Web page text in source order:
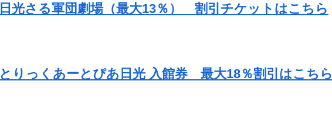
日光さる軍団劇場（最大13％） 割引チケットはこちら
とりっくあーとぴあ日光 入館券 最大18％割引はこちら